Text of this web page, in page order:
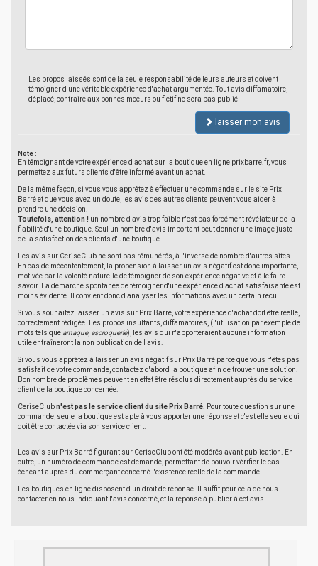
Les propos laissés sont de la seule responsabilité de leurs auteurs et doivent
témoigner d'une véritable expérience d'achat argumentée. Tout avis diffamatoire,
déplacé, contraire aux bonnes moeurs ou fictif ne sera pas publié
laisser mon avis
Note :
En témoignant de votre expérience d'achat sur la boutique en ligne prixbarre.fr, vous
permettez aux futurs clients d'être informé avant un achat.
De la même façon, si vous vous apprêtez à effectuer une commande sur le site Prix
Barré et que vous avez un doute, les avis des autres clients peuvent vous aider à
prendre une décision.
Toutefois, attention ! un nombre d'avis trop faible n'est pas forcément révélateur de la
fiabilité d'une boutique. Seul un nombre d'avis important peut donner une image juste
de la satisfaction des clients d'une boutique.
Les avis sur CeriseClub ne sont pas rémunérés, à l'inverse de nombre d'autres sites.
En cas de mécontentement, la propension à laisser un avis négatif est donc importante,
motivée par la volonté naturelle de témoigner de son expérience négative et à le faire
savoir. La démarche spontanée de témoigner d'une expérience d'achat satisfaisante est
moins évidente. Il convient donc d'analyser les informations avec un certain recul.
Si vous souhaitez laisser un avis sur Prix Barré, votre expérience d'achat doit être réelle,
correctement rédigée. Les propos insultants, diffamatoires, (l'utilisation par exemple de
mots tels que arnaque, escroquerie), les avis qui n'apporteraient aucune information
utile entraîneront la non publication de l'avis.
Si vous vous apprêtez à laisser un avis négatif sur Prix Barré parce que vous n'êtes pas
satisfait de votre commande, contactez d'abord la boutique afin de trouver une solution.
Bon nombre de problèmes peuvent en effet être résolus directement auprès du service
client de la boutique concernée.
CeriseClubn'est pas le service client du site Prix Barré . Pour toute question sur une
commande, seule la boutique est apte à vous apporter une réponse et c'est elle seule qui
doit être contactée via son service client.
Les avis sur Prix Barré figurant sur CeriseClub ont été modérés avant publication. En
outre, un numéro de commande est demandé, permettant de pouvoir vérifier le cas
échéant auprès du commerçant concerné l'existence réelle de la commande.
Les boutiques en ligne disposent d'un droit de réponse. Il suffit pour cela de nous
contacter en nous indiquant l'avis concerné, et la réponse à publier à cet avis.